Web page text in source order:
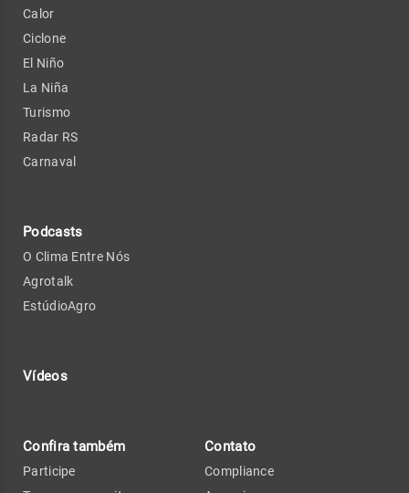
Calor
Ciclone
El Niño
La Niña
Turismo
Radar RS
Carnaval
Podcasts
O Clima Entre Nós
Agrotalk
EstúdioAgro
Vídeos
Confira também
Participe
Contato
Compliance